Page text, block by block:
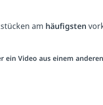
am häufigsten
ein Video aus einem